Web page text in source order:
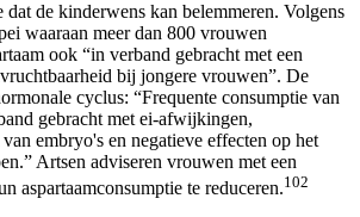
dat de kinderwens kan belemmeren. Volgens
waaraan meer dan 800 vrouwen
ook “in verband gebracht met een
bij jongere vrouwen”. De
cyclus: “Frequente consumptie van
gebracht met ei-afwijkingen,
embryo's en negatieve effecten op het
Artsen adviseren vrouwen met een
aspartaamconsumptie te reduceren.102